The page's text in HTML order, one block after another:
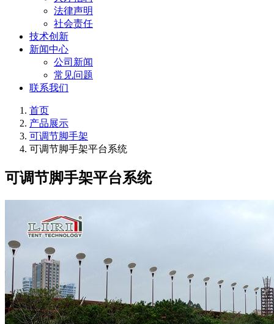
法律声明
社会责任
技术创新
新闻中心
公司新闻
常见问题
联系我们
首页
产品展示
可调节脚手架
可调节脚手架平台系统
可调节脚手架平台系统